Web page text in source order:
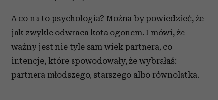
A co na to psychologia? Można by powiedzieć, że
jak zwykle odwraca kota ogonem. I mówi, że
ważny jest nie tyle sam wiek partnera, co
intencje, które spowodowały, że wybrałaś:
partnera młodszego, starszego albo równolatka.